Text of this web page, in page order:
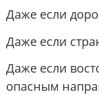
Даже если
Даже если
Даже если
опасным